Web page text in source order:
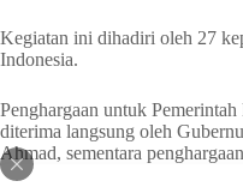
Kegiatan ini dihadiri oleh 27
Indonesia.
Penghargaan untuk
diterima langsung oleh
Ahmad, sementara
diterima oleh Wakil Bupati